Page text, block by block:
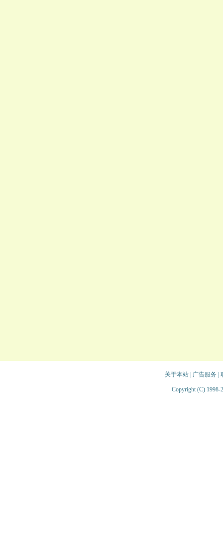
关于本站| 广告服务
Copyright (C) 1998-